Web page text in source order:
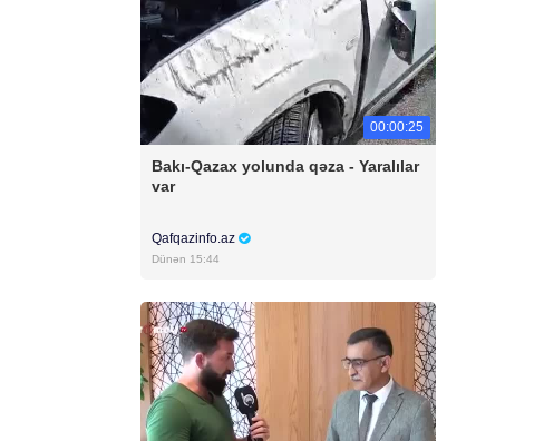
00:00:25
Bakı-Qazax yolunda qəza - Yaralılar
var
Qafqazinfo.az
Dünən 15:44